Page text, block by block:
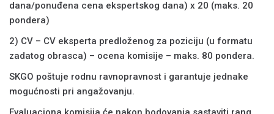
dana/ponuđena cena ekspertskog dana) х 20 (maks. 20
pondera)
2) CV – CV eksperta predloženog za poziciju (u formatu
zadatog obrasca) – ocena komisije – maks. 80 pondera.
SKGO poštuje rodnu ravnopravnost i garantuje jednake
mogućnosti pri angažovanju.